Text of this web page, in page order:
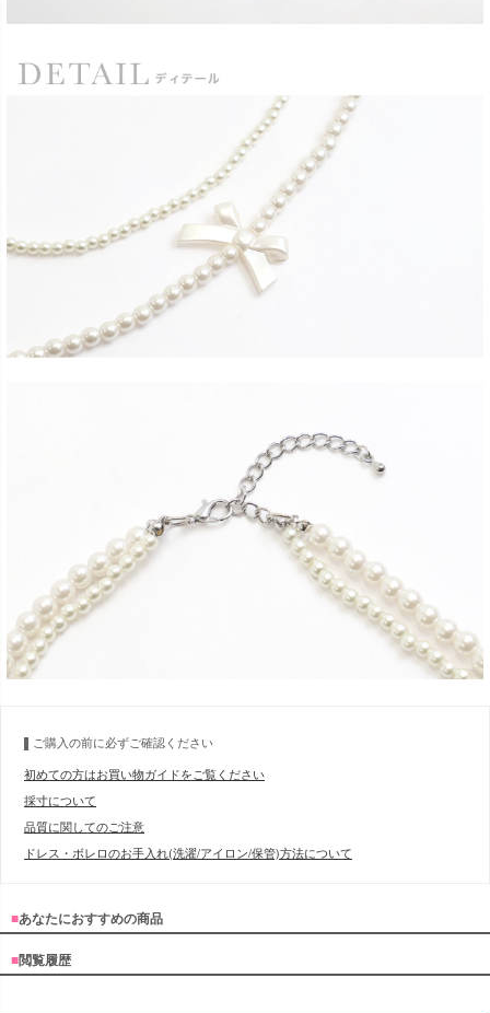
ご購入の前に必ずご確認ください
初めての方はお買い物ガイドをご覧ください
採寸について
品質に関してのご注意
ドレス・ボレロのお手入れ(洗濯/アイロン/保管)方法について
■あなたにおすすめの商品
■閲覧履歴